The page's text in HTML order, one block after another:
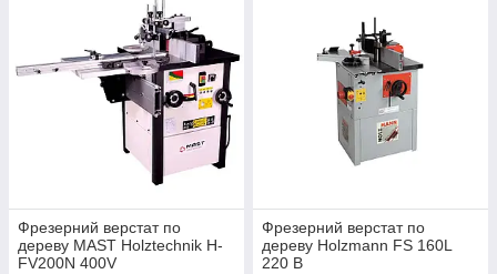
Фрезерний верстат по
дереву MAST Holztechnik H-
FV200N 400V
Фрезерний верстат по
дереву Holzmann FS 160L
220 В